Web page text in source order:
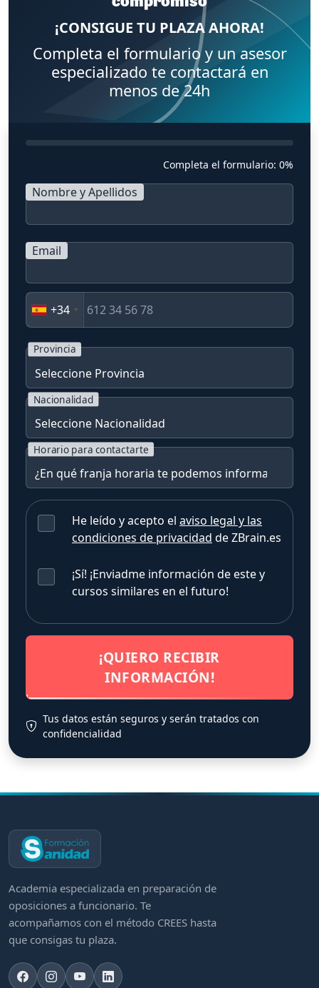
¡CONSIGUE TU PLAZA AHORA!
Completa el formulario y un asesor
especializado te contactará en
menos de 24h
Completa el formulario: 0%
Nombre y Apellidos
Email
+34
Provincia
Nacionalidad
Horario para contactarte
He leído y acepto el aviso legal y las
condiciones de privacidad de ZBrain.es
¡Sí! ¡Enviadme información de este y
cursos similares en el futuro!
¡QUIERO RECIBIR
INFORMACIÓN!
Tus datos están seguros y serán tratados con
confidencialidad
Academia especializada en preparación de
oposiciones a funcionario. Te
acompañamos con el método CREES hasta
que consigas tu plaza.